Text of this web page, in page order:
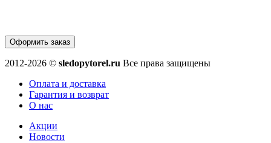
Оформить заказ
2012-2026 © sledopytorel.ru Все права защищены
Оплата и доставка
Гарантия и возврат
О нас
Акции
Новости